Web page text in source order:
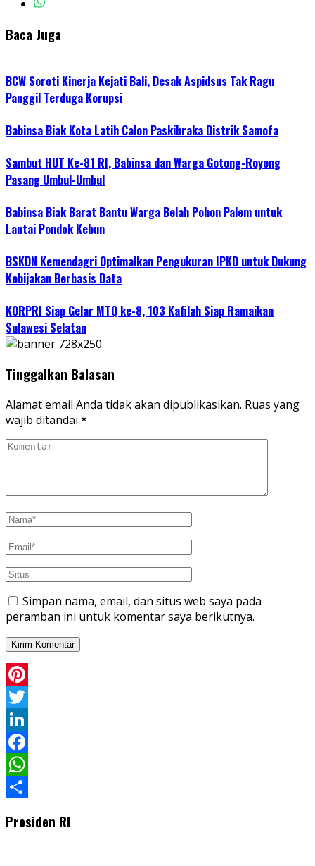
Baca Juga
BCW Soroti Kinerja Kejati Bali, Desak Aspidsus Tak Ragu
Panggil Terduga Korupsi
Babinsa Biak Kota Latih Calon Paskibraka Distrik Samofa
Sambut HUT Ke-81 RI, Babinsa dan Warga Gotong-Royong
Pasang Umbul-Umbul
Babinsa Biak Barat Bantu Warga Belah Pohon Palem untuk
Lantai Pondok Kebun
BSKDN Kemendagri Optimalkan Pengukuran IPKD untuk Dukung
Kebijakan Berbasis Data
KORPRI Siap Gelar MTQ ke-8, 103 Kafilah Siap Ramaikan
Sulawesi Selatan
Tinggalkan Balasan
Alamat email Anda tidak akan dipublikasikan. Ruas yang
wajib ditandai *
Simpan nama, email, dan situs web saya pada
peramban ini untuk komentar saya berikutnya.
Pinterest
Twitter
LinkedIn
Facebook
WhatsApp
Presiden RI